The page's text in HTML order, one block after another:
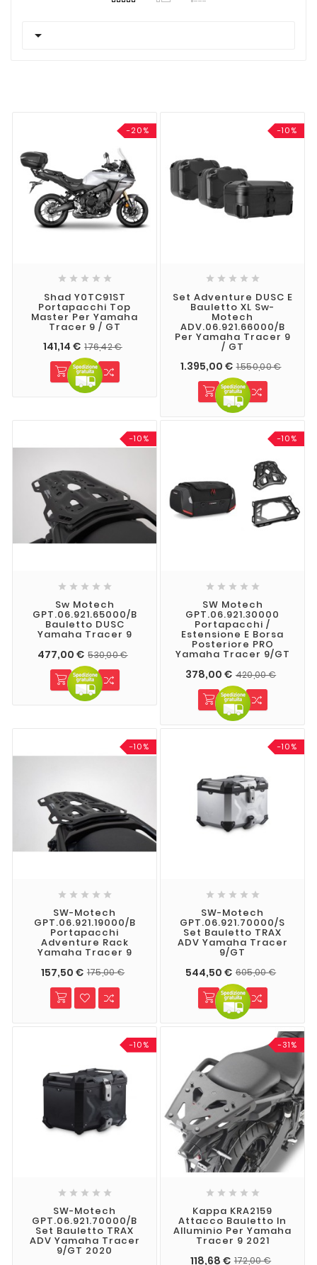

-20%
    
Shad Y0TC91ST
Portapacchi Top
Master Per Yamaha
Tracer 9 / GT
141,14 € 176,42 €
-10%
    
Set Adventure DUSC E
Bauletto XL Sw-
Motech
ADV.06.921.66000/B
Per Yamaha Tracer 9
/ GT
1.395,00 € 1.550,00 €
-10%
    
Sw Motech
GPT.06.921.65000/B
Bauletto DUSC
Yamaha Tracer 9
477,00 € 530,00 €
-10%
    
SW Motech
GPT.06.921.30000
Portapacchi /
Estensione E Borsa
Posteriore PRO
Yamaha Tracer 9/GT
378,00 € 420,00 €
-10%
    
SW-Motech
GPT.06.921.19000/B
Portapacchi
Adventure Rack
Yamaha Tracer 9
157,50 € 175,00 €
-10%
    
SW-Motech
GPT.06.921.70000/S
Set Bauletto TRAX
ADV Yamaha Tracer
9/GT
544,50 € 605,00 €
-10%
    
SW-Motech
GPT.06.921.70000/B
Set Bauletto TRAX
ADV Yamaha Tracer
9/GT 2020
-31%
    
Kappa KRA2159
Attacco Bauletto In
Alluminio Per Yamaha
Tracer 9 2021
118,68 € 172,00 €